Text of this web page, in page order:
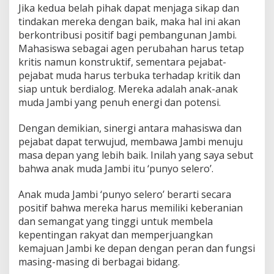
Jika kedua belah pihak dapat menjaga sikap dan
tindakan mereka dengan baik, maka hal ini akan
berkontribusi positif bagi pembangunan Jambi.
Mahasiswa sebagai agen perubahan harus tetap
kritis namun konstruktif, sementara pejabat-
pejabat muda harus terbuka terhadap kritik dan
siap untuk berdialog. Mereka adalah anak-anak
muda Jambi yang penuh energi dan potensi.
Dengan demikian, sinergi antara mahasiswa dan
pejabat dapat terwujud, membawa Jambi menuju
masa depan yang lebih baik. Inilah yang saya sebut
bahwa anak muda Jambi itu ‘punyo selero’.
Anak muda Jambi ‘punyo selero’ berarti secara
positif bahwa mereka harus memiliki keberanian
dan semangat yang tinggi untuk membela
kepentingan rakyat dan memperjuangkan
kemajuan Jambi ke depan dengan peran dan fungsi
masing-masing di berbagai bidang.